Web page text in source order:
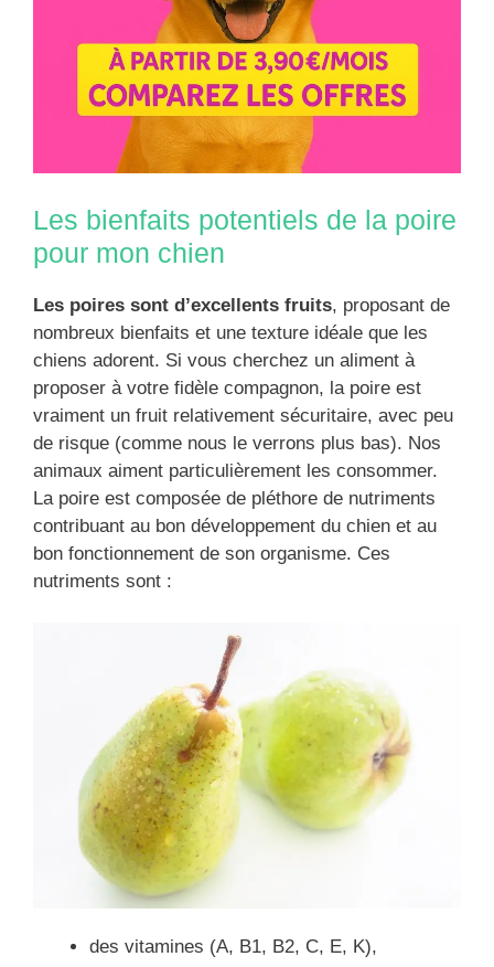
Les bienfaits potentiels de la poire
pour mon chien
Les poires sont d’excellents fruits, proposant de
nombreux bienfaits et une texture idéale que les
chiens adorent. Si vous cherchez un aliment à
proposer à votre fidèle compagnon, la poire est
vraiment un fruit relativement sécuritaire, avec peu
de risque (comme nous le verrons plus bas). Nos
animaux aiment particulièrement les consommer.
La poire est composée de pléthore de nutriments
contribuant au bon développement du chien et au
bon fonctionnement de son organisme. Ces
nutriments sont :
des vitamines (A, B1, B2, C, E, K),